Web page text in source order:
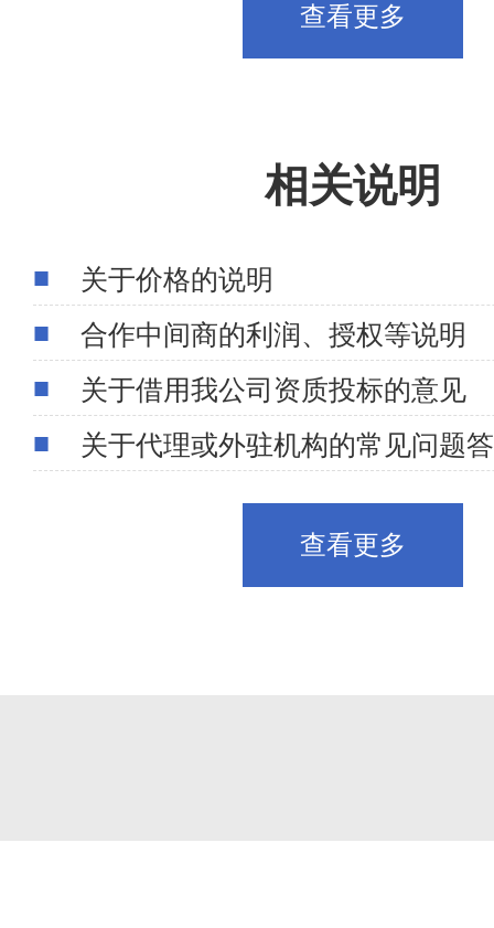
查看更多
相关说明
关于价格的说明
合作中间商的利润、授权等说明
关于借用我公司资质投标的意见
关于代理或外驻机构的常见问题
查看更多